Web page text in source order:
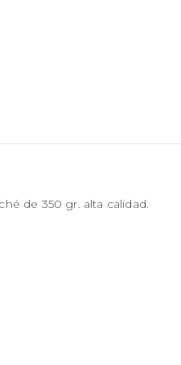
de 350 gr. alta calidad.